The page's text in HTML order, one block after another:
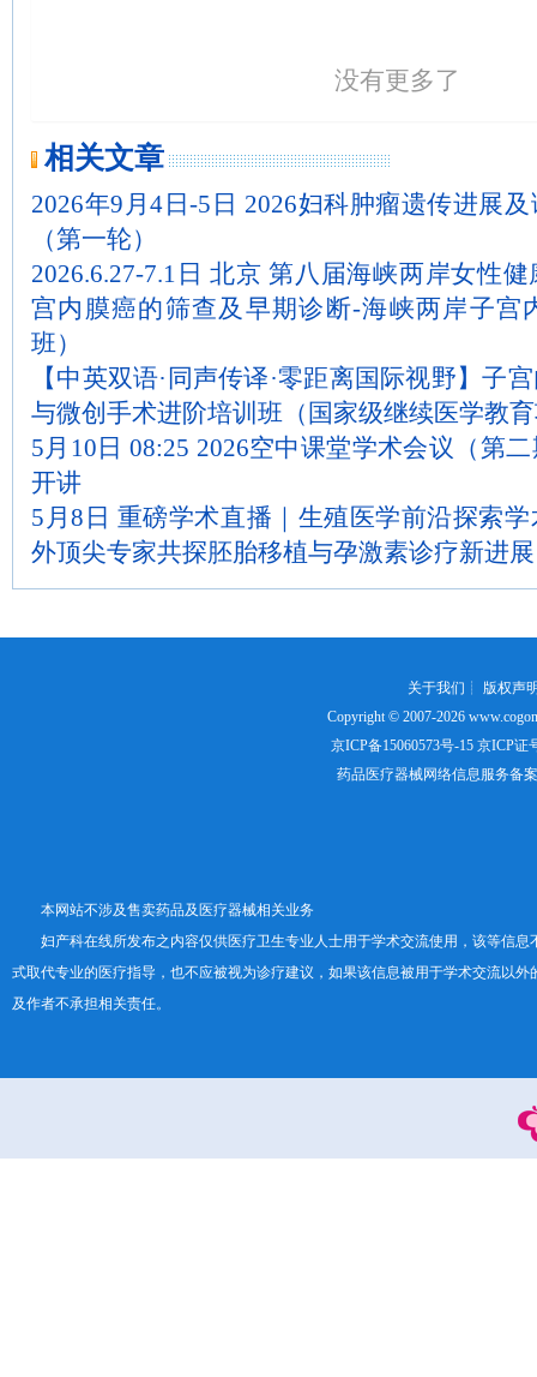
没有更多了
相关文章
2026年9月4日-5日 2026妇科肿瘤遗传进展
（第一轮）
2026.6.27-7.1日 北京 第八届海峡两岸女性
宫内膜癌的筛查及早期诊断-海峡两岸子宫
班）
【中英双语·同声传译·零距离国际视野】子
与微创手术进阶培训班（国家级继续医学教
5月10日 08:25 2026空中课堂学术会议（第
开讲
5月8日 重磅学术直播｜生殖医学前沿探索
外顶尖专家共探胚胎移植与孕激素诊疗新进展
关于我们 ┊ 版权声
Copyright © 2007-2026
京ICP备15060573号-15京ICP证
药品医疗器械网络信息服务备
本网站不涉及售卖药品及医疗器械相关业务
妇产科在线所发布之内容仅供医疗卫生专业人士用于学术交流使用，该等信息
式取代专业的医疗指导，也不应被视为诊疗建议，如果该信息被用于学术交流以外
及作者不承担相关责任。